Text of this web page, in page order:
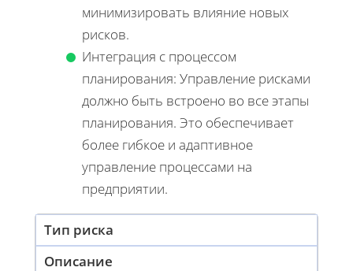
минимизировать влияние новых
рисков.
Интеграция с процессом
планирования: Управление рисками
должно быть встроено во все этапы
планирования. Это обеспечивает
более гибкое и адаптивное
управление процессами на
предприятии.
Тип риска
Описание